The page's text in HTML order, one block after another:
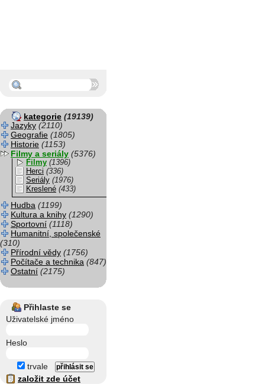
kategorie (19139)
Jazyky (2110)
Geografie (1805)
Historie (1153)
Filmy a seriály (5376)
Filmy (1396)
Herci (336)
Seriály (1976)
Kreslené (433)
Hudba (1199)
Kultura a knihy (1290)
Sportovní (1118)
Humanitní, společenské
(310)
Přírodní vědy (1756)
Počítače a technika (847)
Ostatní (2175)
Přihlaste se
Uživatelské jméno
Heslo
trvale
založit zde účet